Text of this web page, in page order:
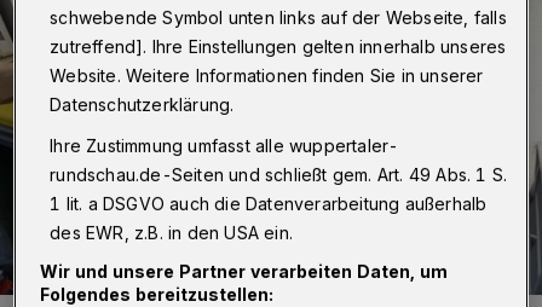
schwebende Symbol unten links auf der Webseite, falls
zutreffend]. Ihre Einstellungen gelten innerhalb unseres
Website. Weitere Informationen finden Sie in unserer
Datenschutzerklärung.
Ihre Zustimmung umfasst alle wuppertaler-
rundschau.de-Seiten und schließt gem. Art. 49 Abs. 1 S.
1 lit. a DSGVO auch die Datenverarbeitung außerhalb
des EWR, z.B. in den USA ein.
Wir und unsere Partner verarbeiten Daten, um
Folgendes bereitzustellen: